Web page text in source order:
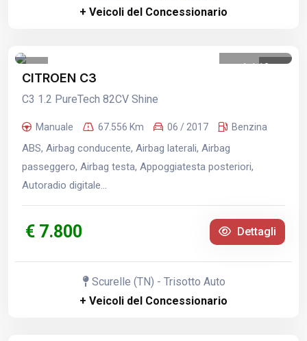
+ Veicoli del Concessionario
1 /12
CITROEN C3
C3 1.2 PureTech 82CV Shine
Manuale 67.556 Km 06 / 2017 Benzina
ABS, Airbag conducente, Airbag laterali, Airbag
passeggero, Airbag testa, Appoggiatesta posteriori,
Autoradio digitale...
€ 7.800 Dettagli
Scurelle (TN) - Trisotto Auto
+ Veicoli del Concessionario